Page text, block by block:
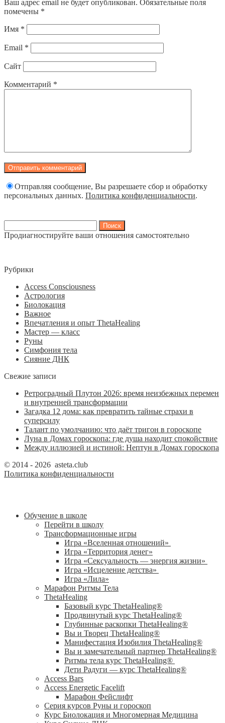
Ваш адрес email не будет опубликован. Обязательные поля
помечены *
Имя *
Email *
Сайт
Комментарий *
Отправляя сообщение, Вы разрешаете сбор и обработку
персональных данных. Политика конфиденциальности.
Продиагностируйте ваши отношения самостоятельно
Рубрики
Access Consciousness
Астрология
Биолокация
Важное
Впечатления и опыт ThetaHealing
Мастер — класс
Руны
Симфония тела
Сияние ДНК
Свежие записи
Ретроградный Плутон 2026: время неизбежных перемен
и внутренней трансформации
Загадка 12 дома: как превратить тайные страхи в
суперсилу
Талант по умолчанию: что даёт тригон в гороскопе
Луна в Домах гороскопа: где душа находит спокойствие
Между иллюзией и истиной: Нептун в Домах гороскопа
© 2014 - 2026 asteta.club
Политика конфиденциальности
Обучение в школе
Перейти в школу
Трансформационные игры
Игра «Вселенная отношений»
Игра «Территория денег»
Игра «Сексуальность — энергия жизни»
Игра «Исцеление детства»
Игра «Лила»
Марафон Ритмы Тела
ThetaHealing
Базовый курс ThetaHealing®
Продвинутый курс ThetaHealing®
Глубинные раскопки ThetaHealing®
Вы и Творец ThetaHealing®
Манифестация Изобилия ThetaHealing®
Вы и замечательный партнер ThetaHealing®
Ритмы тела курс ThetaHealing®
Дети Радуги — курс ThetaHealing®
Access Bars
Access Energetic Facelift
Марафон Фейслифт
Серия курсов Руны и гороскоп
Курс Биолокация и Многомерная Медицина